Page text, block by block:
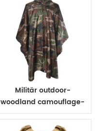
Militär outdoor-
woodland camouflage-